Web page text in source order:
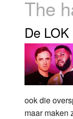
The
De
ook die
maar maken